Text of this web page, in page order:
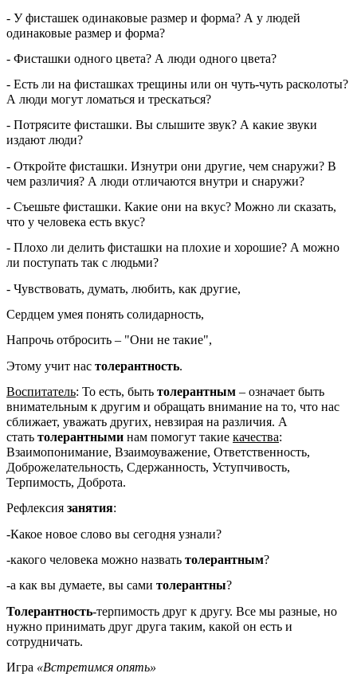
- У фисташек одинаковые размер и форма? А у людей
одинаковые размер и форма?
- Фисташки одного цвета? А люди одного цвета?
- Есть ли на фисташках трещины или он чуть-чуть расколоты?
А люди могут ломаться и трескаться?
- Потрясите фисташки. Вы слышите звук? А какие звуки
издают люди?
- Откройте фисташки. Изнутри они другие, чем снаружи? В
чем различия? А люди отличаются внутри и снаружи?
- Съешьте фисташки. Какие они на вкус? Можно ли сказать,
что у человека есть вкус?
- Плохо ли делить фисташки на плохие и хорошие? А можно
ли поступать так с людьми?
- Чувствовать, думать, любить, как другие,
Сердцем умея понять солидарность,
Напрочь отбросить – "Они не такие",
Этому учит нас толерантность.
Воспитатель: То есть, быть толерантным – означает быть
внимательным к другим и обращать внимание на то, что нас
сближает, уважать других, невзирая на различия. А
стать толерантными нам помогут такие качества:
Взаимопонимание, Взаимоуважение, Ответственность,
Доброжелательность, Сдержанность, Уступчивость,
Терпимость, Доброта.
Рефлексия занятия:
-Какое новое слово вы сегодня узнали?
-какого человека можно назвать толерантным?
-а как вы думаете, вы сами толерантны?
Толерантность-терпимость друг к другу. Все мы разные, но
нужно принимать друг друга таким, какой он есть и
сотрудничать.
Игра «Встретимся опять»